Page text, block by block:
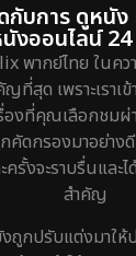
บการ ดูหนั
งออนไลน์
พากย์ไทย ในคว
ที่สุด เพราะเราเ
องที่คุณเลือกชม
คัดกรองมาอย่าง
รั้งจะราบรื่นและ
สำคัญ
ถูกปรับแต่งมาให้